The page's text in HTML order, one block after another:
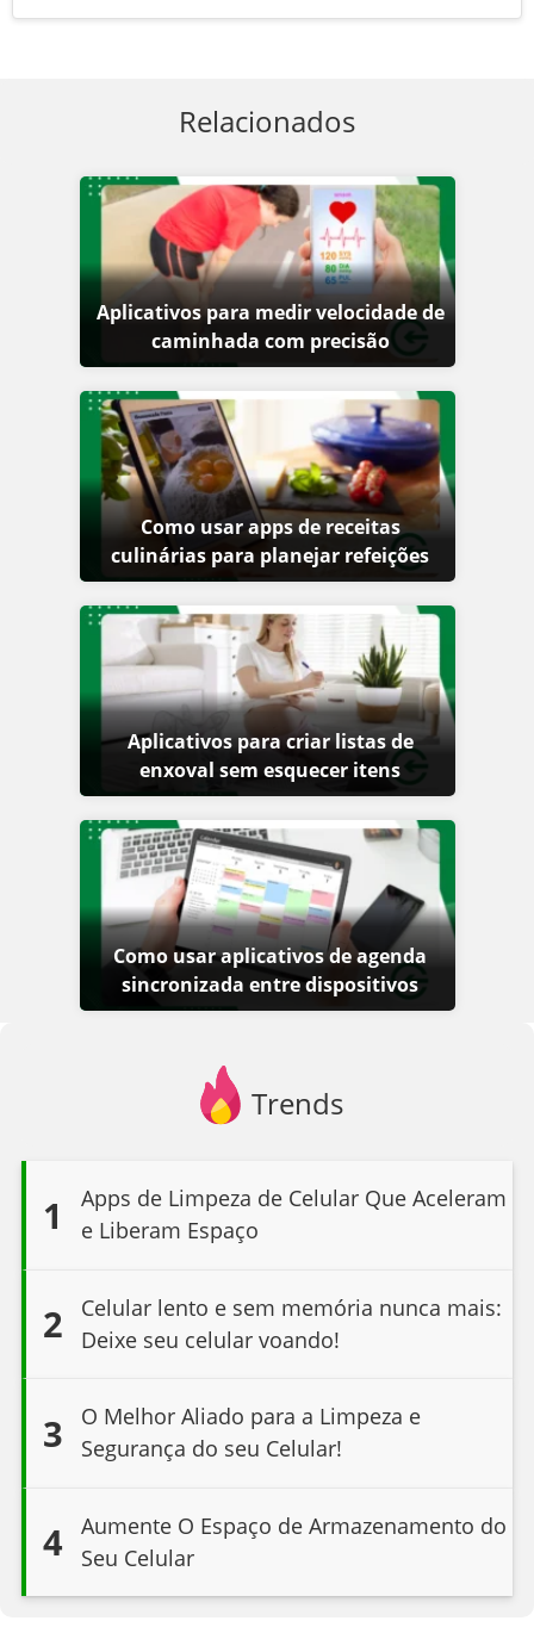
Relacionados
Aplicativos para medir velocidade de
caminhada com precisão
Como usar apps de receitas
culinárias para planejar refeições
Aplicativos para criar listas de
enxoval sem esquecer itens
Como usar aplicativos de agenda
sincronizada entre dispositivos
Trends
1
Apps de Limpeza de Celular Que Aceleram
e Liberam Espaço
2
Celular lento e sem memória nunca mais:
Deixe seu celular voando!
3
O Melhor Aliado para a Limpeza e
Segurança do seu Celular!
4
Aumente O Espaço de Armazenamento do
Seu Celular